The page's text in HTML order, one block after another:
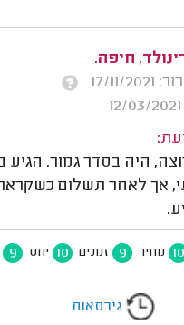
חיפה.
11/2021
היה בסדר גמור. הגיע
אך לאחר תשלום
10 מחיר 9 זמנים 10 יחס 9
גירסאות